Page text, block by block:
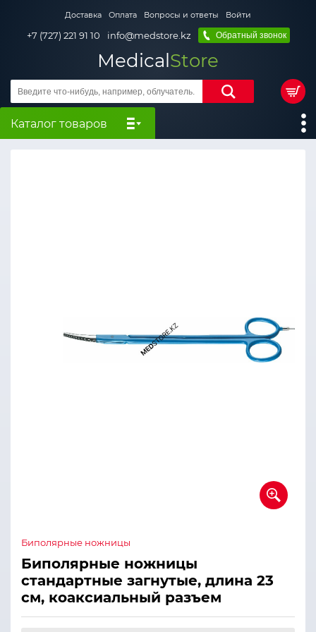
Доставка Оплата Вопросы и ответы Войти
+7 (727) 221 91 10 info@medstore.kz Обратный звонок
MedicalStore
Каталог товаров
Биполярные ножницы
Биполярные ножницы
стандартные загнутые, длина 23
см, коаксиальный разъем